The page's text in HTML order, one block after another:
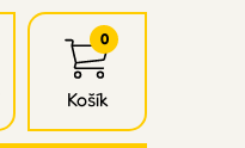
0
Košík